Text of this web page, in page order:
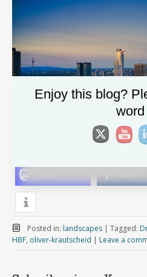
Posted in: landscapes | Tagged:
HBF, oliver-krautscheid | Leave a
Enjoy this blog?
word